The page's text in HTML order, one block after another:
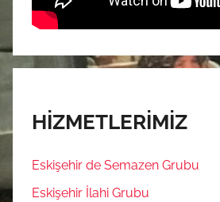
HİZMETLERİMİZ
Eskişehir de Semazen Grubu
Eskişehir İlahi Grubu